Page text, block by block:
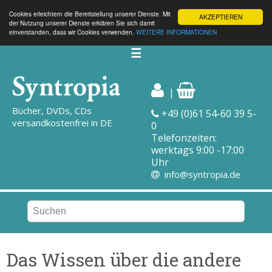
AKZEPTIEREN
Cookies erleichtern die Bereitstellung unserer Dienste. Mit
der Nutzung unserer Dienste erklären Sie sich damit
einverstanden, dass wir Cookies verwenden. WEITERE INFORMATIONEN
☰
Bücher, DVDs, CDs
versandkostenfrei in DE
|
+49 (0)61 54-60 39 5-
0
Telefonzeiten:
werktags 9:00 -17:00
Uhr
info@syntropia.de
Das Wissen über die andere